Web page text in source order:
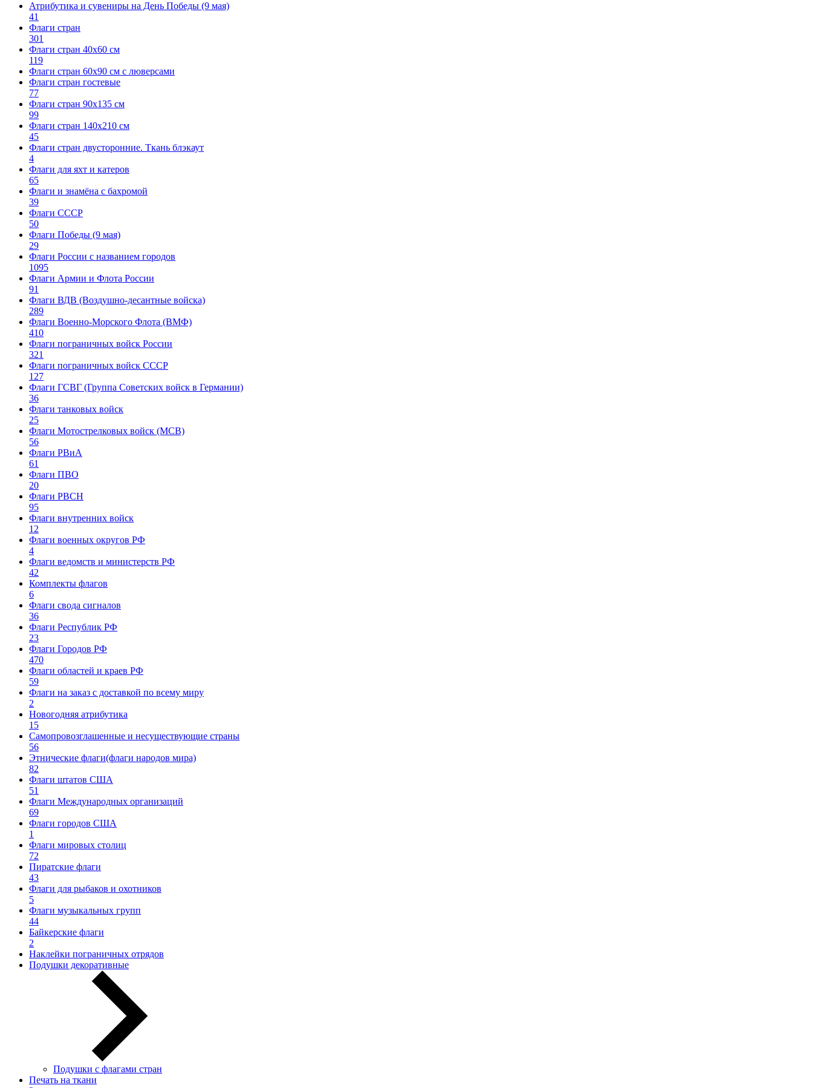
Атрибутика и сувениры на День Победы (9 мая)
41
Флаги стран
301
Флаги стран 40х60 см
119
Флаги стран 60x90 см с люверсами
Флаги стран гостевые
77
Флаги стран 90х135 см
99
Флаги стран 140х210 см
45
Флаги стран двусторонние. Ткань блэкаут
4
Флаги для яхт и катеров
65
Флаги и знамёна с бахромой
39
Флаги СССР
50
Флаги Победы (9 мая)
29
Флаги России с названием городов
1095
Флаги Армии и Флота России
91
Флаги ВДВ (Воздушно-десантные войска)
289
Флаги Военно-Морского Флота (ВМФ)
410
Флаги пограничных войск России
321
Флаги пограничных войск СССР
127
Флаги ГСВГ (Группа Советских войск в Германии)
36
Флаги танковых войск
25
Флаги Мотострелковых войск (МСВ)
56
Флаги РВиА
61
Флаги ПВО
20
Флаги РВСН
95
Флаги внутренних войск
12
Флаги военных округов РФ
4
Флаги ведомств и министерств РФ
42
Комплекты флагов
6
Флаги свода сигналов
36
Флаги Республик РФ
23
Флаги Городов РФ
470
Флаги областей и краев РФ
59
Флаги на заказ с доставкой по всему миру
2
Новогодняя атрибутика
15
Самопровозглашенные и несуществующие страны
56
Этнические флаги(флаги народов мира)
82
Флаги штатов США
51
Флаги Международных организаций
69
Флаги городов США
1
Флаги мировых столиц
72
Пиратские флаги
43
Флаги для рыбаков и охотников
5
Флаги музыкальных групп
44
Байкерские флаги
2
Наклейки пограничных отрядов
Подушки декоративные
Подушки с флагами стран
Печать на ткани